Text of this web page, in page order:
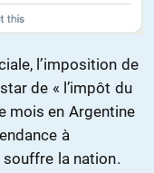
l’imposition de
de « l’impôt du
mois en Argentine
à
la nation.